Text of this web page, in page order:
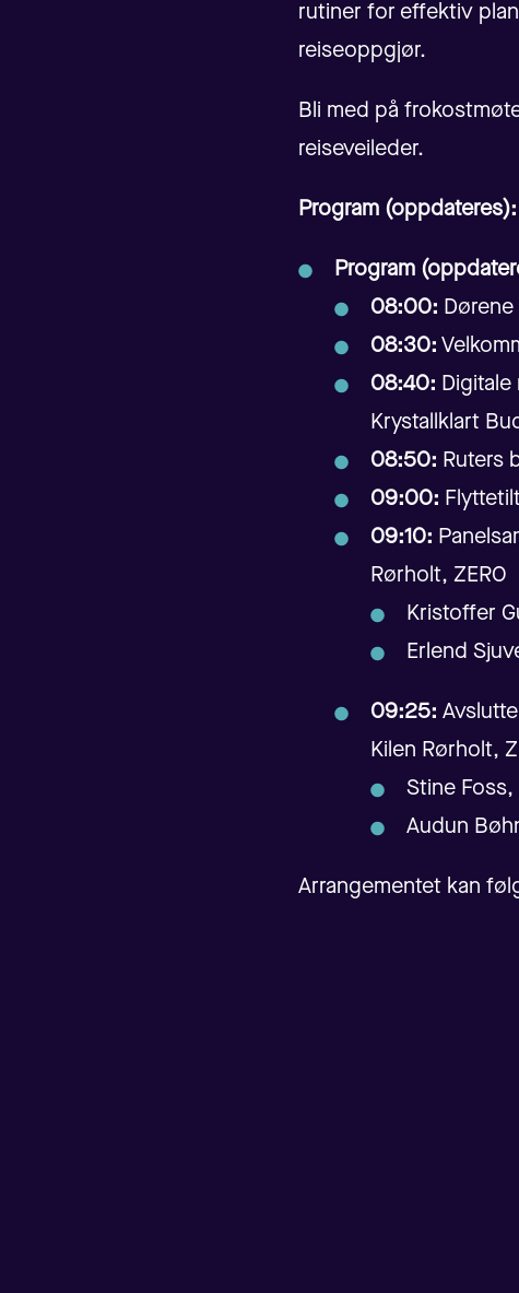
rutiner for effektiv
reiseoppgjør.
Bli med på
reiseveileder.
Program (oppdateres):
Program
08:00: Dørene
08:30:
08:40: Digitale
Krystallklart
08:50: Ruters
09:00:
09:10:
Rørholt, ZERO
Kristoffer
Erlend
09:25:
Kilen Rørholt,
Stine
Audun
Arrangementet kan